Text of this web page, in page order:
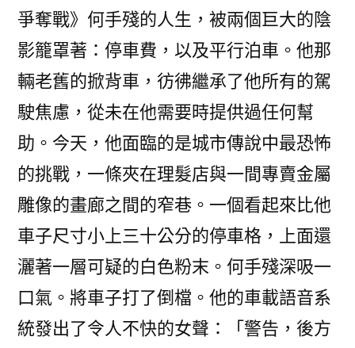
爭奪戰》何手殘的人生，被兩個巨大的陰
影籠罩著：停車費，以及平行泊車。他那
輛老舊的掀背車，彷彿繼承了他所有的駕
駛焦慮，從未在他需要時提供過任何幫
助。今天，他面臨的是城市傳說中最恐怖
的挑戰，一條夾在理髮店與一間專賣金屬
雕像的畫廊之間的窄巷。一個看起來比他
車子尺寸小上三十公分的停車格，上面還
灑著一層可疑的白色粉末。何手殘深吸一
口氣。將車子打了倒檔。他的車載語音系
統發出了令人不快的女聲：「警告，後方